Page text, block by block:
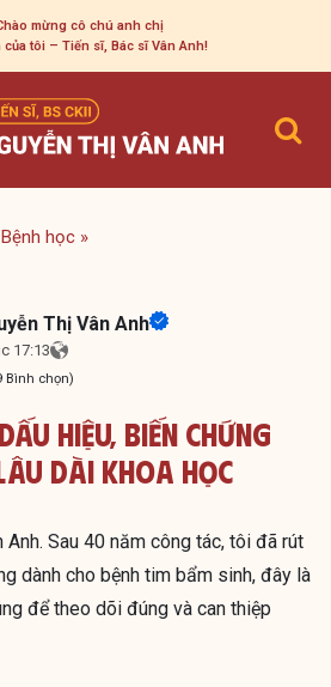
mừng cô chú anh chị
tôi – Tiến sĩ, Bác sĩ Vân Anh!
Bệnh học »
Thị Vân Anh
17:13
Bình chọn)
Hiệu, Biến Chứng
Dài Khoa Học
Anh. Sau 40 năm công tác, tôi đã rút
dành cho bệnh tim bẩm sinh, đây là
để theo dõi đúng và can thiệp